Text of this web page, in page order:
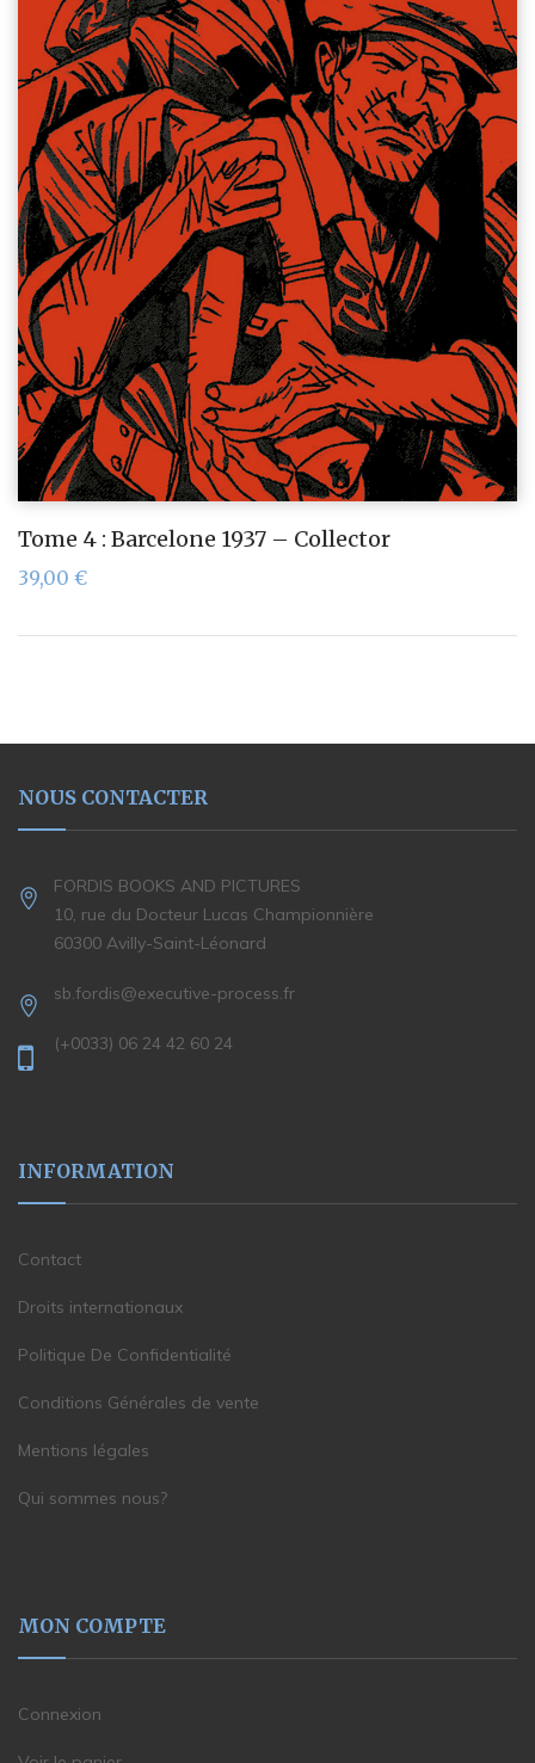
Tome 4 : Barcelone 1937 – Collector
39,00 €
NOUS CONTACTER
FORDIS BOOKS AND PICTURES
10, rue du Docteur Lucas Championnière
60300 Avilly-Saint-Léonard
sb.fordis@executive-process.fr
(+0033) 06 24 42 60 24
INFORMATION
Contact
Droits internationaux
Politique De Confidentialité
Conditions Générales de vente
Mentions légales
Qui sommes nous?
MON COMPTE
Connexion